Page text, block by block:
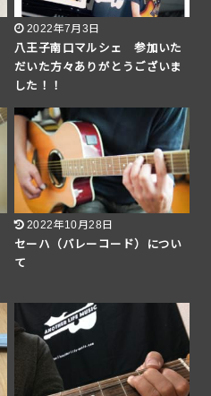
2022年7月3日
八王子南口マルシェ 参加いた
だいた方々ありがとうございま
した！！
2022年10月28日
セーハ（バレーコード）につい
て